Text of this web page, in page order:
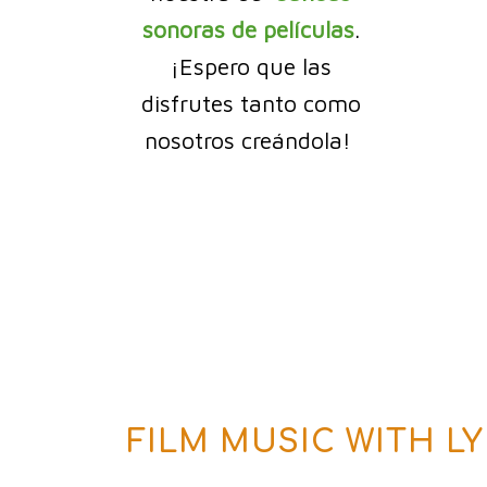
sonoras de películas.
¡Espero que las
disfrutes tanto como
nosotros creándola!
FILM MUSIC WITH